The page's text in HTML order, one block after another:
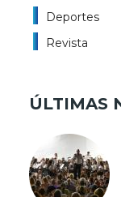
Deportes
Revista
ÚLTIMAS